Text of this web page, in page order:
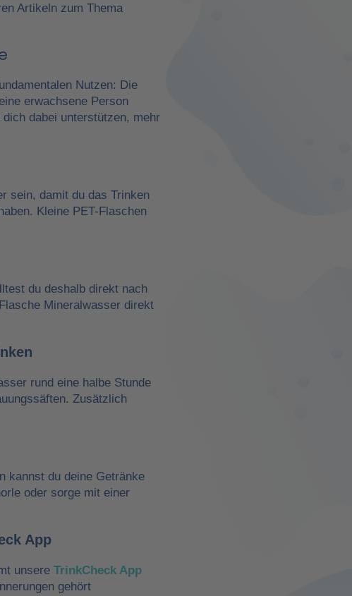
Artikeln zum Thema
Nutzen: Die
erwachsene Person
dabei unterstützen, mehr
sein, damit du das Trinken
Kleine PET-Flaschen
du deshalb direkt nach
Mineralwasser direkt
rund eine halbe Stunde
Zusätzlich
kannst du deine Getränke
oder sorge mit einer
App
unsere TrinkCheck App
gehört